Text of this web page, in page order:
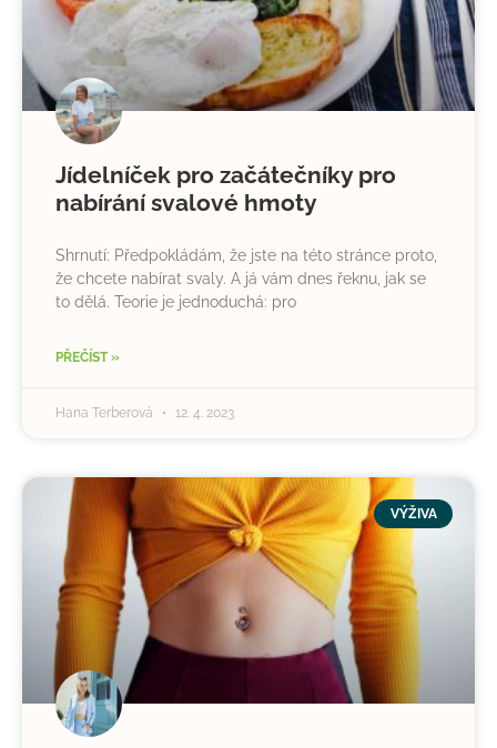
Jídelníček pro začátečníky pro
nabírání svalové hmoty
Shrnutí: Předpokládám, že jste na této stránce proto,
že chcete nabírat svaly. A já vám dnes řeknu, jak se
to dělá. Teorie je jednoduchá: pro
PŘEČÍST »
Hana Terberová 12. 4. 2023
VÝŽIVA